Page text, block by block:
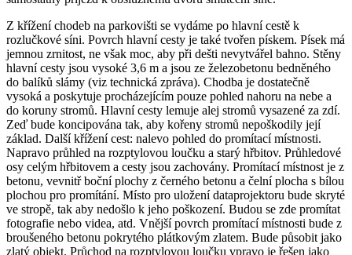
Z křížení chodeb na parkovišti se vydáme po hlavní cestě k
rozlučkové síni. Povrch hlavní cesty je také tvořen pískem. Písek má
jemnou zrnitost, ne však moc, aby při dešti nevytvářel bahno. Stěny
hlavní cesty jsou vysoké 3,6 m a jsou ze železobetonu bedněného
do balíků slámy (viz technická zpráva). Chodba je dostatečně
vysoká a poskytuje procházejícím pouze pohled nahoru na nebe a
do koruny stromů. Hlavní cesty lemuje alej stromů vysazené za zdí.
Zeď bude koncipována tak, aby kořeny stromů nepoškodily její
základ. Další křížení cest: nalevo pohled do promítací místnosti.
Napravo průhled na rozptylovou loučku a starý hřbitov. Průhledové
osy celým hřbitovem a cesty jsou zachovány. Promítací místnost je z
betonu, vevnitř boční plochy z černého betonu a čelní plocha s bílou
plochou pro promítání. Místo pro uložení dataprojektoru bude skryté
ve stropě, tak aby nedošlo k jeho poškození. Budou se zde promítat
fotografie nebo videa, atd. Vnější povrch promítací místnosti bude z
broušeného betonu pokrytého plátkovým zlatem. Bude působit jako
zlatý objekt. Průchod na rozptylovou loučku vpravo je řešen jako